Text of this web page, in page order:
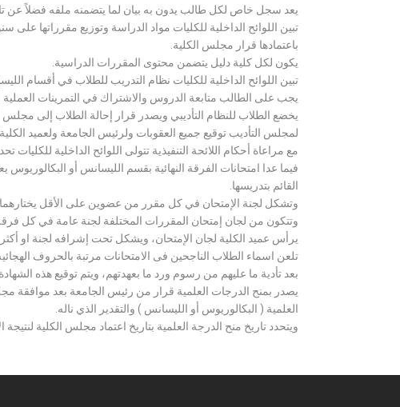
يعد سجل خاص لكل طالب يدون به بيان لما يتضمنه ملفه فضلاً عن
تبين اللوائح الداخلية للكليات مواد الدراسة وتوزيع
باعتمادها قرار مجلس الكلية.
يكون لكل كلية دليل يتضمن محتوى المقررات الدراسية.
تبين اللوائح الداخلية للكليات نظام التدريب للطلاب في أقسام
يجب على الطالب متابعة الدروس والاشتراك في التمرينات العملية
يخضع الطلاب للنظام التأديبي ويصدر قرار إحالة الطلاب إلى
لمجلس التأديب توقيع جميع العقوبات ولرئيس الجامعة ولعميد
مع مراعاة أحكام اللائحة التنفيذية تتولى اللوائح الداخلية للكليات
فيما عدا امتحانات الفرقة النهائية بقسم الليسانس أو
القائم بتدريسها.
وتشكل لجنة الإمتحان في كل مقرر من عضوين على الأقل
وتتكون من لجان إمتحان المقررات المختلفة لجنة عامة في كل
يرأس عميد الكلية لجان الإمتحان، ويشكل تحت إشرافه لجنة او أكثر
تلعن اسماء الطلاب الناجحين فى الامتحانات مرتبة بالحروف
بعد تأدية ما عليهم من رسوم ورد ما بعهدتهم، ويتم توقيع هذه
يصدر بمنح الدرجات العلمية قرار من رئيس الجامعة بعد موافقة
العلمية ( البكالوريوس أو الليسانس ) والتقدير الذي ناله.
ويتحدد تاريخ منح الدرجة العلمية بتاريخ اعتماد مجلس الكلية لنتيجة